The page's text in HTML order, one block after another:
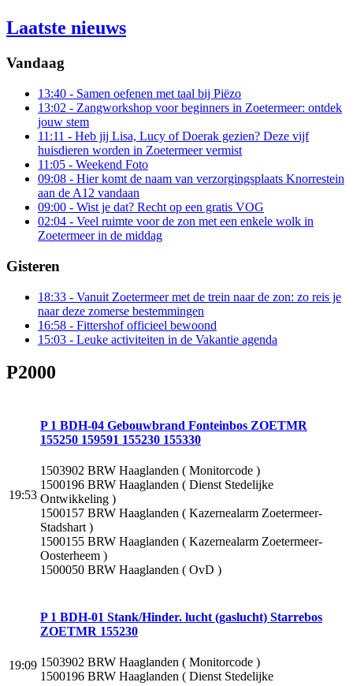
Laatste nieuws
Vandaag
13:40 - Samen oefenen met taal bij Piëzo
13:02 - Zangworkshop voor beginners in Zoetermeer: ontdek
jouw stem
11:11 - Heb jij Lisa, Lucy of Doerak gezien? Deze vijf
huisdieren worden in Zoetermeer vermist
11:05 - Weekend Foto
09:08 - Hier komt de naam van verzorgingsplaats Knorrestein
aan de A12 vandaan
09:00 - Wist je dat? Recht op een gratis VOG
02:04 - Veel ruimte voor de zon met een enkele wolk in
Zoetermeer in de middag
Gisteren
18:33 - Vanuit Zoetermeer met de trein naar de zon: zo reis je
naar deze zomerse bestemmingen
16:58 - Fittershof officieel bewoond
15:03 - Leuke activiteiten in de Vakantie agenda
P2000
19:53
P 1 BDH-04 Gebouwbrand Fonteinbos ZOETMR
155250 159591 155230 155330
1503902 BRW Haaglanden ( Monitorcode )
1500196 BRW Haaglanden ( Dienst Stedelijke
Ontwikkeling )
1500157 BRW Haaglanden ( Kazernealarm Zoetermeer-
Stadshart )
1500155 BRW Haaglanden ( Kazernealarm Zoetermeer-
Oosterheem )
1500050 BRW Haaglanden ( OvD )
19:09
P 1 BDH-01 Stank/Hinder. lucht (gaslucht) Starrebos
ZOETMR 155230
1503902 BRW Haaglanden ( Monitorcode )
1500196 BRW Haaglanden ( Dienst Stedelijke